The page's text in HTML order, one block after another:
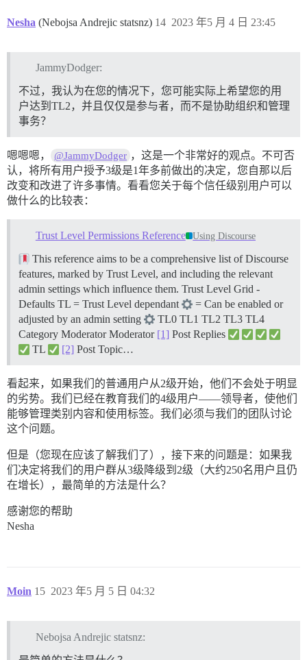
Nesha (Nebojsa Andrejic statsnz) 2023 年5 月 4 日 23:45
14
JammyDodger:
不过，我认为在您的情况下，您可能实际上希望您的用
户达到TL2，并且仅仅是参与者，而不是协助组织和管理
事务？
嗯嗯嗯， @JammyDodger ，这是一个非常好的观点。不可否
认，将所有用户授予3级是1年多前做出的决定，您自那以后
改变和改进了许多事情。看看您关于每个信任级别用户可以
做什么的比较表：
Trust Level Permissions Reference Using Discourse
This reference aims to be a comprehensive list of Discourse
features, marked by Trust Level, and including the relevant
admin settings which influence them. Trust Level Grid -
Defaults TL = Trust Level dependant
= Can be enabled or
adjusted by an admin setting
TL0 TL1 TL2 TL3 TL4
Category Moderator Moderator [1] Post Replies
TL
[2] Post Topic…
看起来，如果我们的普通用户从2级开始，他们不会处于明显
的劣势。我们已经在教育我们的4级用户——领导者，使他们
能够管理类别内容和使用标签。我们必须与我们的团队讨论
这个问题。
但是（您现在应该了解我们了），接下来的问题是：如果我
们决定将我们的用户群从3级降级到2级（大约250名用户且仍
在增长），最简单的方法是什么？
感谢您的帮助
Nesha
Moin 2023 年5 月 5 日 04:32
15
Nebojsa Andrejic statsnz: